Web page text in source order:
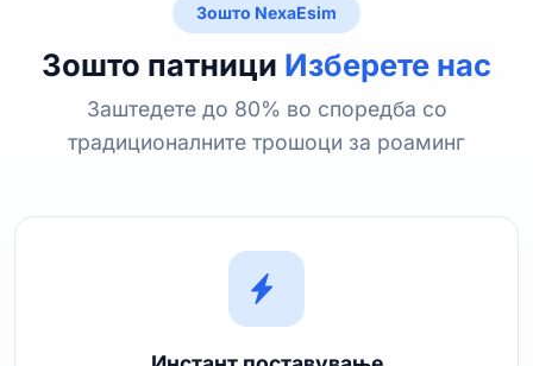
Зошто NexaEsim
Зошто патници Изберете нас
Заштедете до 80% во споредба со
традиционалните трошоци за роаминг